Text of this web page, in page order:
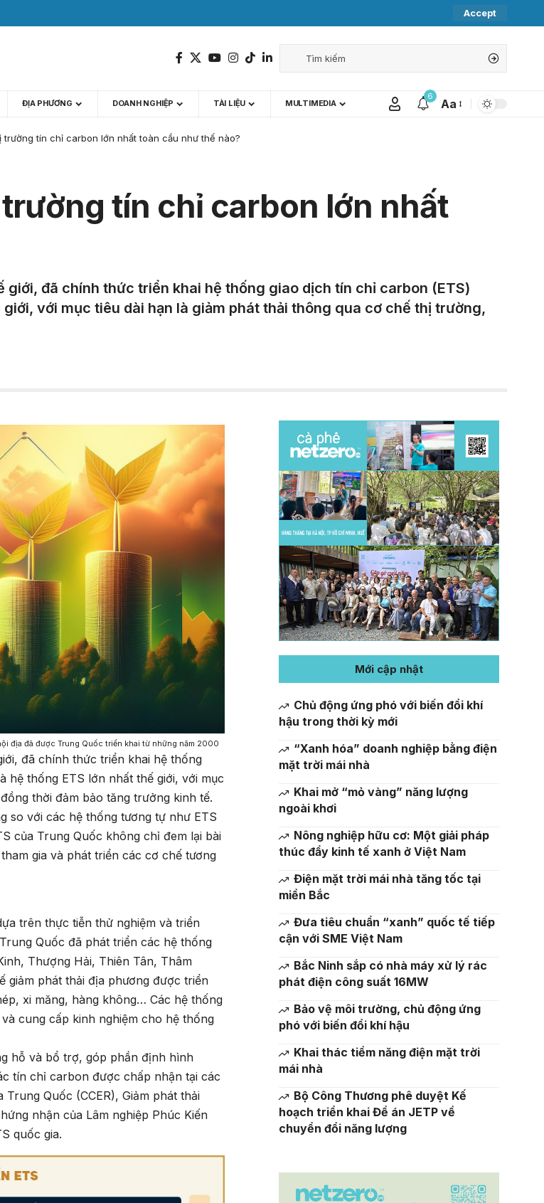
Accept
ĐỊA PHƯƠNG DOANH NGHIỆP TÀI LIỆU MULTIMEDIA
6
Aa
trường tín chỉ carbon lớn nhất toàn cầu như thế nào?
tín chỉ carbon lớn nhất
đã chính thức triển khai hệ thống giao dịch tín chỉ carbon (ETS)
với mục tiêu dài hạn là giảm phát thải thông qua cơ chế thị trường,
địa đã được Trung Quốc triển khai từ những năm 2000
đã chính thức triển khai hệ thống
hệ thống ETS lớn nhất thế giới, với mục
thời đảm bảo tăng trưởng kinh tế.
so với các hệ thống tương tự như ETS
của Trung Quốc không chỉ đem lại bài
gia và phát triển các cơ chế tương
trên thực tiễn thử nghiệm và triển
Quốc đã phát triển các hệ thống
Thượng Hải, Thiên Tân, Thâm
giảm phát thải địa phương được triển
xi măng, hàng không… Các hệ thống
cung cấp kinh nghiệm cho hệ thống
hỗ và bổ trợ, góp phần định hình
tín chỉ carbon được chấp nhận tại các
Quốc (CCER), Giảm phát thải
nhận của Lâm nghiệp Phúc Kiến
quốc gia.
Mới cập nhật
Chủ động ứng phó với biến đổi khí
hậu trong thời kỳ mới
“Xanh hóa” doanh nghiệp bằng điện
mặt trời mái nhà
Khai mở “mỏ vàng” năng lượng
ngoài khơi
Nông nghiệp hữu cơ: Một giải pháp
thúc đẩy kinh tế xanh ở Việt Nam
Điện mặt trời mái nhà tăng tốc tại
miền Bắc
Đưa tiêu chuẩn “xanh” quốc tế tiếp
cận với SME Việt Nam
Bắc Ninh sắp có nhà máy xử lý rác
phát điện công suất 16MW
Bảo vệ môi trường, chủ động ứng
phó với biến đổi khí hậu
Khai thác tiềm năng điện mặt trời
mái nhà
Bộ Công Thương phê duyệt Kế
hoạch triển khai Đề án JETP về
chuyển đổi năng lượng